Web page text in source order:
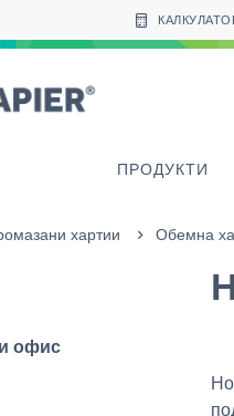
да ви харесат
ПРОДУКТИ
хартии Обемна
офис